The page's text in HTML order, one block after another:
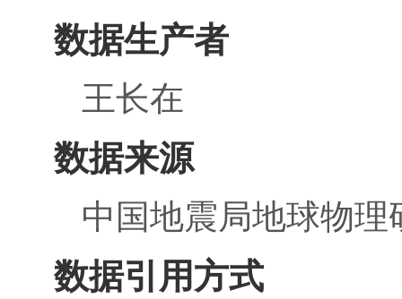
数据生产者
王长在
数据来源
中国地震局地球物理
数据引用方式